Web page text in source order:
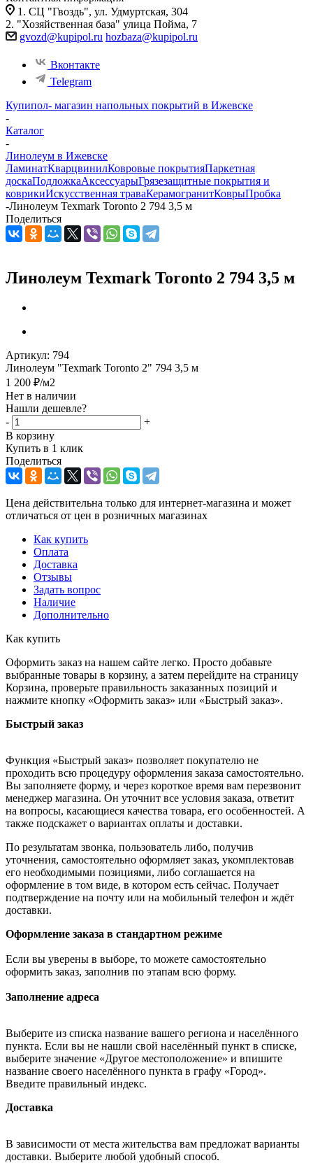
1. СЦ "Гвоздь", ул. Удмуртская, 304
2. "Хозяйственная база" улица Пойма, 7
gvozd@kupipol.ru hozbaza@kupipol.ru
Вконтакте
Telegram
Купипол- магазин напольных покрытий в Ижевске
-
Каталог
-
Линолеум в Ижевске
ЛаминатКварцвинилКовровые покрытияПаркетная
доскаПодложкаАксессуарыГрязезащитные покрытия и
коврикиИскусственная траваКерамогранитКоврыПробка
-Линолеум Texmark Toronto 2 794 3,5 м
Поделиться
Линолеум Texmark Toronto 2 794 3,5 м
Артикул: 794
Линолеум "Texmark Toronto 2" 794 3,5 м
1 200 ₽/м2
Нет в наличии
Нашли дешевле?
-
+
В корзину
Купить в 1 клик
Поделиться
Цена действительна только для интернет-магазина и может
отличаться от цен в розничных магазинах
Как купить
Оплата
Доставка
Отзывы
Задать вопрос
Наличие
Дополнительно
Как купить
Оформить заказ на нашем сайте легко. Просто добавьте
выбранные товары в корзину, а затем перейдите на страницу
Корзина, проверьте правильность заказанных позиций и
нажмите кнопку «Оформить заказ» или «Быстрый заказ».
Быстрый заказ
Функция «Быстрый заказ» позволяет покупателю не
проходить всю процедуру оформления заказа самостоятельно.
Вы заполняете форму, и через короткое время вам перезвонит
менеджер магазина. Он уточнит все условия заказа, ответит
на вопросы, касающиеся качества товара, его особенностей. А
также подскажет о вариантах оплаты и доставки.
По результатам звонка, пользователь либо, получив
уточнения, самостоятельно оформляет заказ, укомплектовав
его необходимыми позициями, либо соглашается на
оформление в том виде, в котором есть сейчас. Получает
подтверждение на почту или на мобильный телефон и ждёт
доставки.
Оформление заказа в стандартном режиме
Если вы уверены в выборе, то можете самостоятельно
оформить заказ, заполнив по этапам всю форму.
Заполнение адреса
Выберите из списка название вашего региона и населённого
пункта. Если вы не нашли свой населённый пункт в списке,
выберите значение «Другое местоположение» и впишите
название своего населённого пункта в графу «Город».
Введите правильный индекс.
Доставка
В зависимости от места жительства вам предложат варианты
доставки. Выберите любой удобный способ.